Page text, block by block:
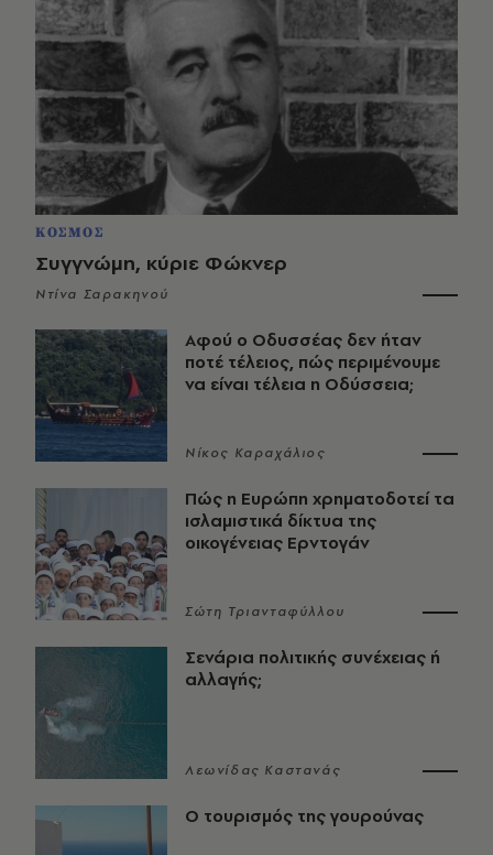
ΚΟΣΜΟΣ
Συγγνώμη, κύριε Φώκνερ
Ντίνα Σαρακηνού
Αφού ο Οδυσσέας δεν ήταν
ποτέ τέλειος, πώς περιμένουμε
να είναι τέλεια η Οδύσσεια;
Νίκος Καραχάλιος
Πώς η Ευρώπη χρηματοδοτεί τα
ισλαμιστικά δίκτυα της
οικογένειας Ερντογάν
Σώτη Τριανταφύλλου
Σενάρια πολιτικής συνέχειας ή
αλλαγής;
Λεωνίδας Καστανάς
Ο τουρισμός της γουρούνας